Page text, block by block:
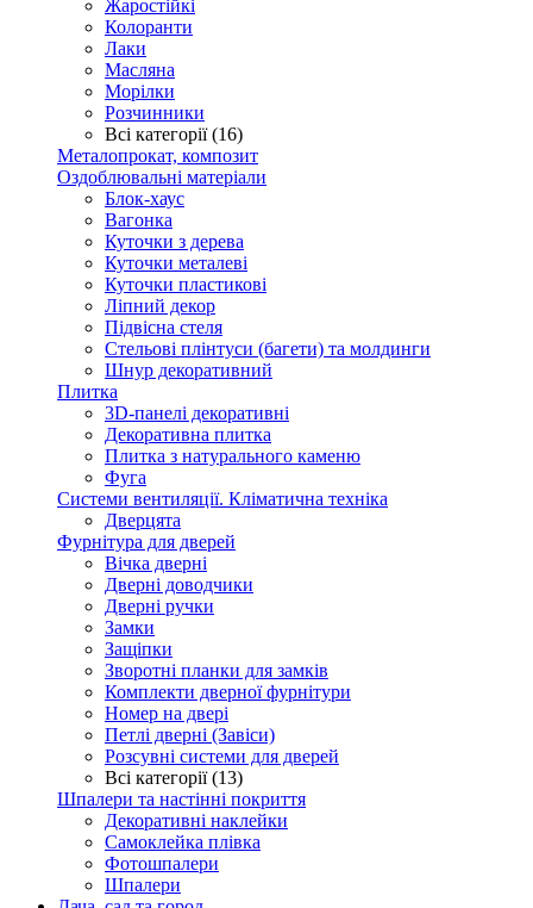
Жаростійкі
Колоранти
Лаки
Масляна
Морілки
Розчинники
Всі категорії (16)
Металопрокат, композит
Оздоблювальні матеріали
Блок-хаус
Вагонка
Куточки з дерева
Куточки металеві
Куточки пластикові
Ліпний декор
Підвісна стеля
Стельові плінтуси (багети) та молдинги
Шнур декоративний
Плитка
3D-панелі декоративні
Декоративна плитка
Плитка з натурального каменю
Фуга
Системи вентиляції. Кліматична техніка
Дверцята
Фурнітура для дверей
Вічка дверні
Дверні доводчики
Дверні ручки
Замки
Защіпки
Зворотні планки для замків
Комплекти дверної фурнітури
Номер на двері
Петлі дверні (Завіси)
Розсувні системи для дверей
Всі категорії (13)
Шпалери та настінні покриття
Декоративні наклейки
Самоклейка плівка
Фотошпалери
Шпалери